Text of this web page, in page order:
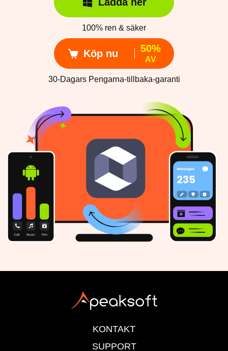
100% ren & säker
Köp nu 50%
AV
30-Dagars Pengarna-tillbaka-garanti
KONTAKT
SUPPORT